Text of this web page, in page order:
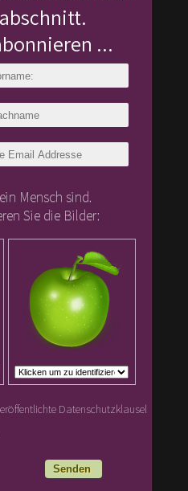
...
Mensch sind.
Sie die Bilder:
Datenschutzklausel